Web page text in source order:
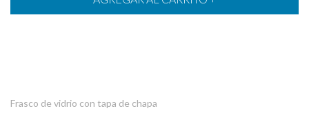
Frasco de vidrio con tapa de chapa